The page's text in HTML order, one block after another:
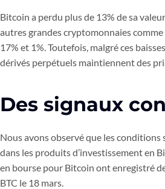
Bitcoin a perdu plus de 13% de sa
autres grandes cryptomonnaies
17% et 1%. Toutefois, malgré ces
dérivés perpétuels maintiennent des
Des signaux
Nous avons observé que les
dans les produits d’investissement en
en bourse pour Bitcoin ont enregistré
BTC le 18 mars.